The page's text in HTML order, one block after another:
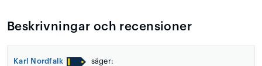
Beskrivningar och recensioner
Karl Nordfalk säger: